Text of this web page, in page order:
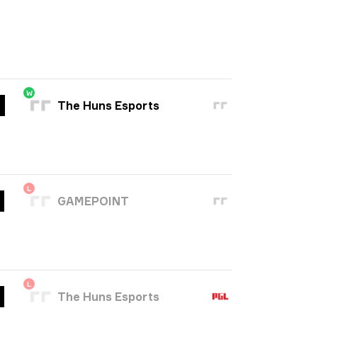
W
The Huns Esports
L
GAMEPOINT
L
The Huns Esports